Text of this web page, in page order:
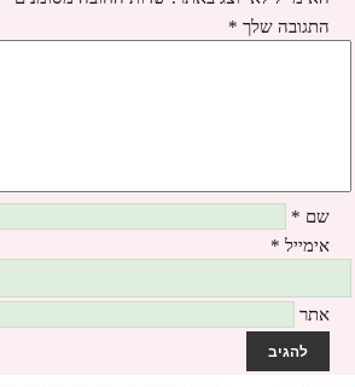
התגובה שלך *
שם *
אימייל *
אתר